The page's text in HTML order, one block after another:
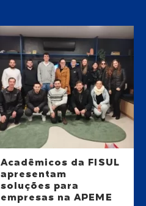
Acadêmicos da FISUL
apresentam
soluções para
empresas na APEME